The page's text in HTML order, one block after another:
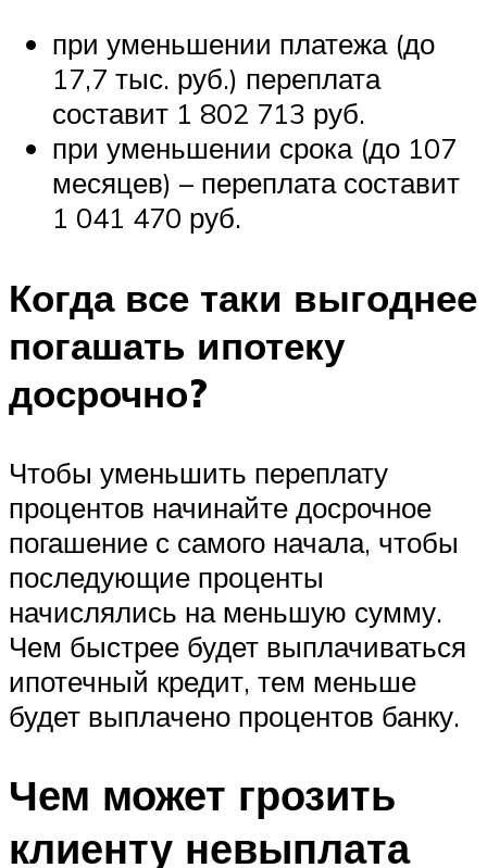
при уменьшении платежа (до
17,7 тыс. руб.) переплата
составит 1 802 713 руб.
при уменьшении срока (до 107
месяцев) – переплата составит
1 041 470 руб.
Когда все таки выгоднее
погашать ипотеку
досрочно?
Чтобы уменьшить переплату
процентов начинайте досрочное
погашение с самого начала, чтобы
последующие проценты
начислялись на меньшую сумму.
Чем быстрее будет выплачиваться
ипотечный кредит, тем меньше
будет выплачено процентов банку.
Чем может грозить
клиенту невыплата